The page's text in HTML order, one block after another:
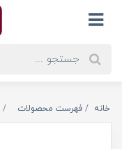
خانه فهرست محصولات